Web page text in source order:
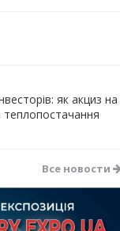
як акциз на
теплопостачання
Все новости